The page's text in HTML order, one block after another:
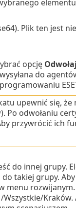
Plik ten jest
opcję Odwołaj
do
upewnić się,
odwołaniu
Aby przywrócić
do innej grupy.
takiej grupy.
menu